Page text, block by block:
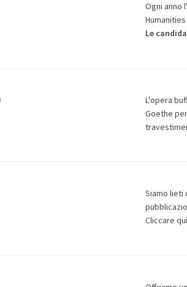
Ogni anno
Le
L'opera
Goethe
Siamo lieti
Cliccare